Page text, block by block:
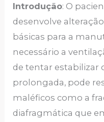
Introdução: O
desenvolve
básicas para a
necessário a
de tentar estabilizar
prolongada, pode
maléficos como a
diafragmática que